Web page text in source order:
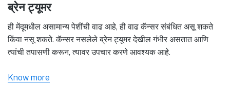
ब्रेन ट्यूमर
ही मेंदूमधील असामान्य पेशींची वाढ आहे, ही वाढ कॅन्सर संबंधित असू शकते
किंवा नसू शकते. कॅन्सर नसलेले ब्रेन ट्यूमर देखील गंभीर असतात आणि
त्यांची तपासणी करून, त्यावर उपचार करणे आवश्यक आहे.
Know more